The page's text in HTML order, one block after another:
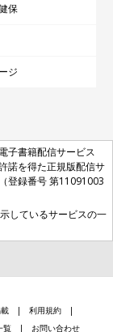
保
ジ
子書籍配信サービス
諾を得た正規版配信サ
登録番号 第11091003
しているサービスの一
利用規約
覧 お問い合わせ